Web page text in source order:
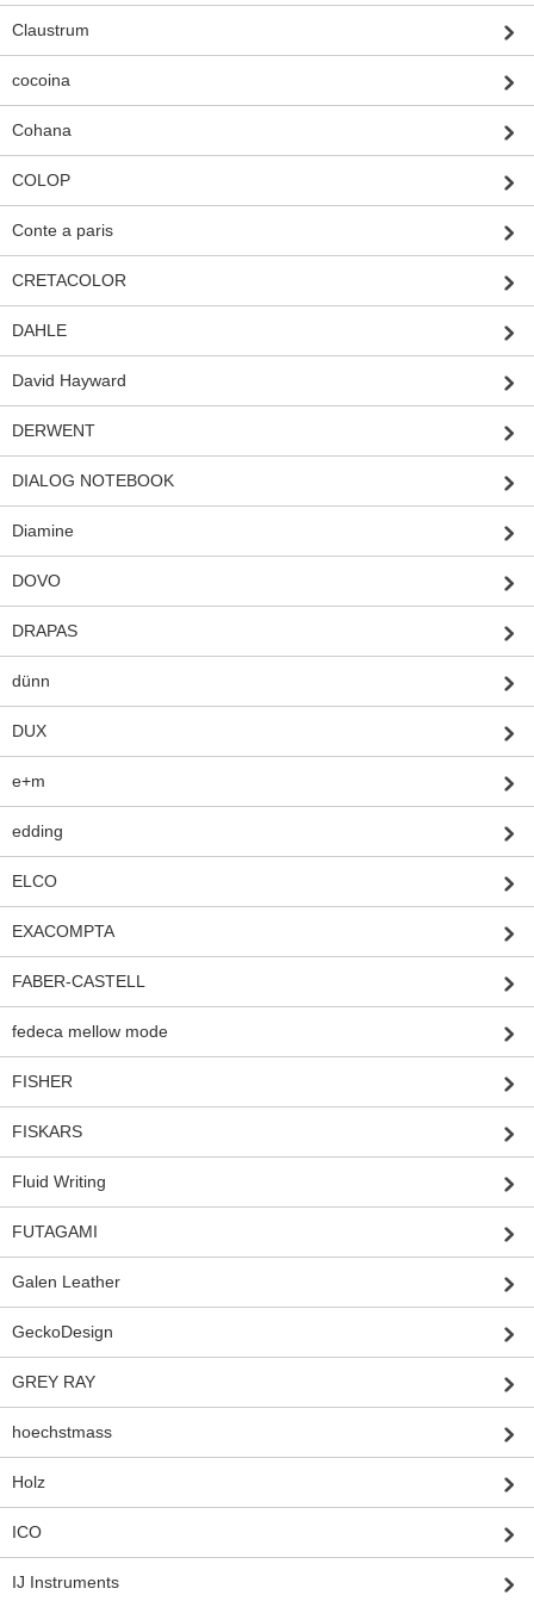
Claustrum
cocoina
Cohana
COLOP
Conte a paris
CRETACOLOR
DAHLE
David Hayward
DERWENT
DIALOG NOTEBOOK
Diamine
DOVO
DRAPAS
dünn
DUX
e+m
edding
ELCO
EXACOMPTA
FABER-CASTELL
fedeca mellow mode
FISHER
FISKARS
Fluid Writing
FUTAGAMI
Galen Leather
GeckoDesign
GREY RAY
hoechstmass
Holz
ICO
IJ Instruments